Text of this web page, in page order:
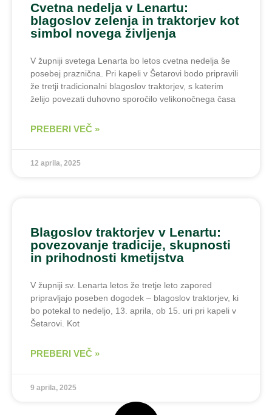
Cvetna nedelja v Lenartu:
blagoslov zelenja in traktorjev kot
simbol novega življenja
V župniji svetega Lenarta bo letos cvetna nedelja še
posebej praznična. Pri kapeli v Šetarovi bodo pripravili
že tretji tradicionalni blagoslov traktorjev, s katerim
želijo povezati duhovno sporočilo velikonočnega časa
PREBERI VEČ »
12 aprila, 2025
Blagoslov traktorjev v Lenartu:
povezovanje tradicije, skupnosti
in prihodnosti kmetijstva
V župniji sv. Lenarta letos že tretje leto zapored
pripravljajo poseben dogodek – blagoslov traktorjev, ki
bo potekal to nedeljo, 13. aprila, ob 15. uri pri kapeli v
Šetarovi. Kot
PREBERI VEČ »
9 aprila, 2025